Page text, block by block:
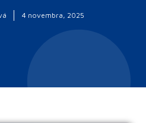
4 novembra, 2025